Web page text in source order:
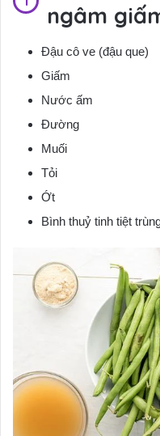
ngâm
Đậu cô ve (đậu que)
Giấm
Nước ấm
Đường
Muối
Tỏi
Ớt
Bình thuỷ tinh tiệt